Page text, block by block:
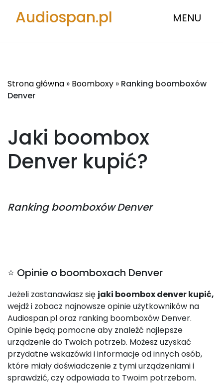
Audiospan.pl MENU
Strona główna » Boomboxy » Ranking boomboxów
Denver
Jaki boombox
Denver kupić?
Rankingboomboxów Denver
⭐ Opinie o boomboxach Denver
Jeżeli zastanawiasz się jaki boombox denver kupić,
wejdź i zobacz najnowsze opinie użytkowników na
Audiospan.pl oraz ranking boomboxów Denver.
Opinie będą pomocne aby znaleźć najlepsze
urządzenie do Twoich potrzeb. Możesz uzyskać
przydatne wskazówki i informacje od innych osób,
które miały doświadczenie z tymi urządzeniami i
sprawdzić, czy odpowiada to Twoim potrzebom.